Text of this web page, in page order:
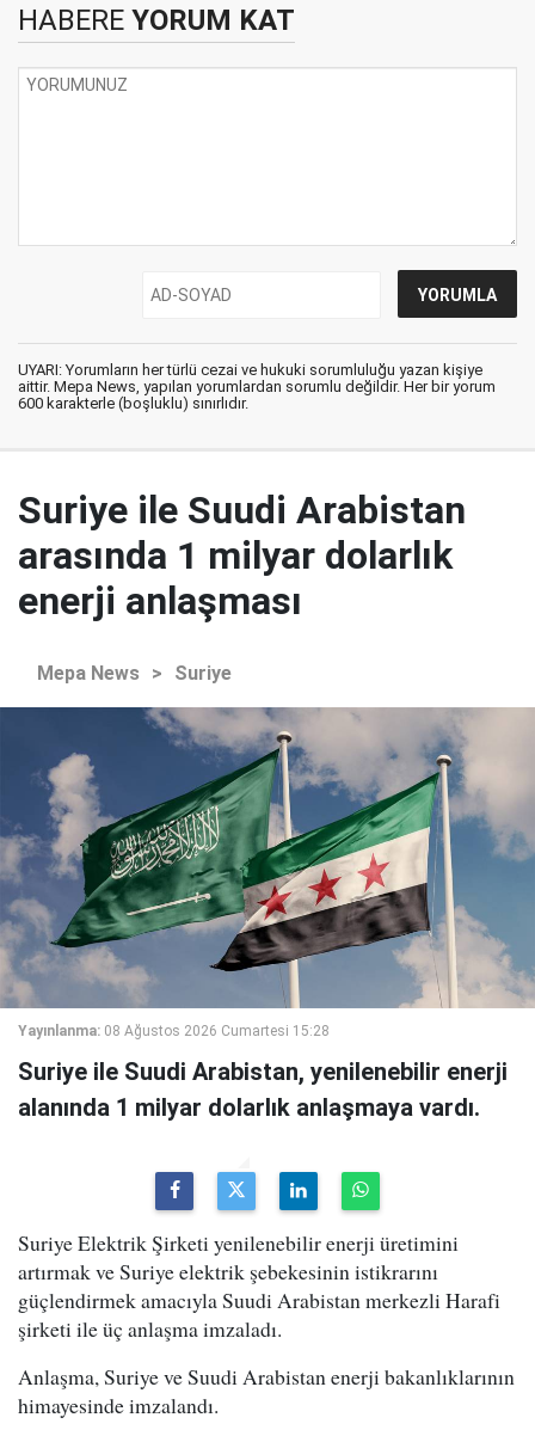
HABERE YORUM KAT
UYARI: Yorumların her türlü cezai ve hukuki sorumluluğu yazan kişiye
aittir. Mepa News, yapılan yorumlardan sorumlu değildir. Her bir yorum
600 karakterle (boşluklu) sınırlıdır.
Suriye ile Suudi Arabistan
arasında 1 milyar dolarlık
enerji anlaşması
Mepa News > Suriye
Yayınlanma: 08 Ağustos 2026 Cumartesi 15:28
Suriye ile Suudi Arabistan, yenilenebilir enerji
alanında 1 milyar dolarlık anlaşmaya vardı.
Suriye Elektrik Şirketi yenilenebilir enerji üretimini
artırmak ve Suriye elektrik şebekesinin istikrarını
güçlendirmek amacıyla Suudi Arabistan merkezli Harafi
şirketi ile üç anlaşma imzaladı.
Anlaşma, Suriye ve Suudi Arabistan enerji bakanlıklarının
himayesinde imzalandı.